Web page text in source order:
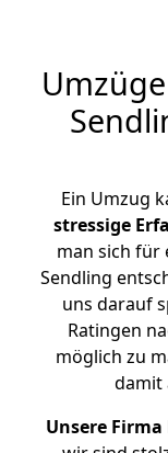
Ein Umzug
stressige
man sich für
Sendling
uns darauf
Ratingen
möglich zu
damit
Unsere